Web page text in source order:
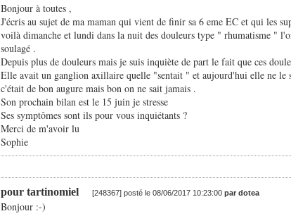
Bonjour à toutes ,
J'écris au sujet de ma maman qui vient de finir sa 6 eme EC et qui les
voilà dimanche et lundi dans la nuit des douleurs type " rhumatisme "
soulagé .
Depuis plus de douleurs mais je suis inquiète de part le fait que ces
Elle avait un ganglion axillaire quelle "sentait " et aujourd'hui elle ne le
c'était de bon augure mais bon on ne sait jamais .
Son prochain bilan est le 15 juin je stresse
Ses symptômes sont ils pour vous inquiétants ?
Merci de m'avoir lu
Sophie
pour tartinomiel [248367] posté le 08/06/2017 10:23:00 par dotea
Bonjour :-)